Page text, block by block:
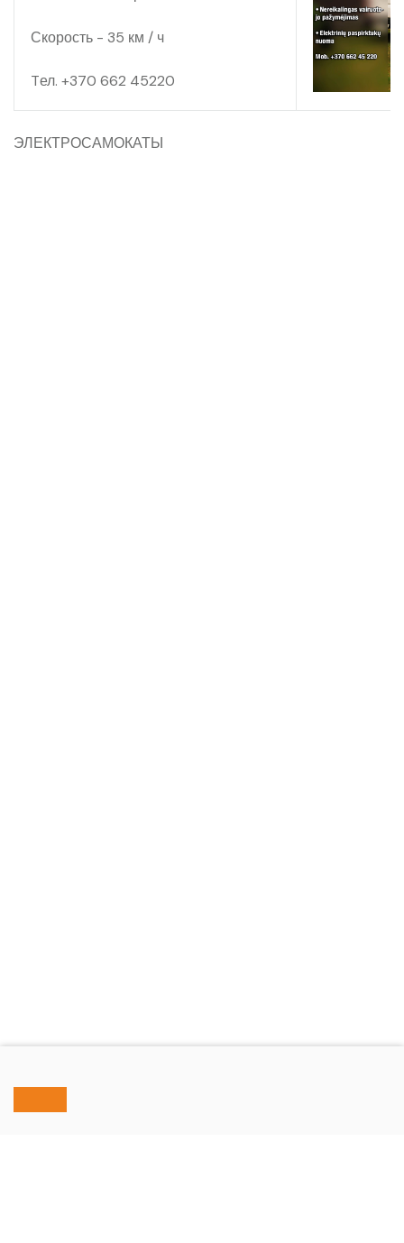
Скорость - 35 км / ч
Tел. +370 662 45220
ЭЛЕКТРОСАМОКАТЫ